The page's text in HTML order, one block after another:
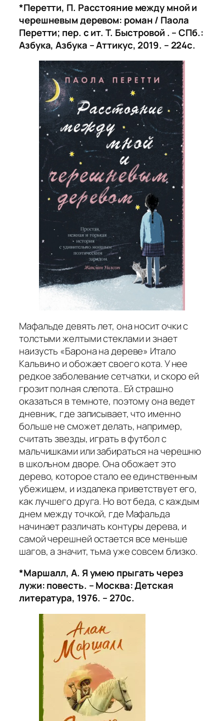
*Перетти, П. Расстояние между мной и
черешневым деревом: роман / Паола
Перетти; пер. с ит. Т. Быстровой . – СПб.:
Азбука, Азбука – Аттикус, 2019. – 224с.
Мафальде девять лет, она носит очки с
толстыми желтыми стеклами и знает
наизусть «Барона на дереве» Итало
Кальвино и обожает своего кота. У нее
редкое заболевание сетчатки, и скоро ей
грозит полная слепота.. Ей страшно
оказаться в темноте, поэтому она ведет
дневник, где записывает, что именно
больше не сможет делать, например,
считать звезды, играть в футбол с
мальчишками или забираться на черешню
в школьном дворе. Она обожает это
дерево, которое стало ее единственным
убежищем, и издалека приветствует его,
как лучшего друга. Но вот беда, с каждым
днем между точкой, где Мафальда
начинает различать контуры дерева, и
самой черешней остается все меньше
шагов, а значит, тьма уже совсем близко.
*Маршалл, А. Я умею прыгать через
лужи: повесть. – Москва: Детская
литература, 1976. – 270с.